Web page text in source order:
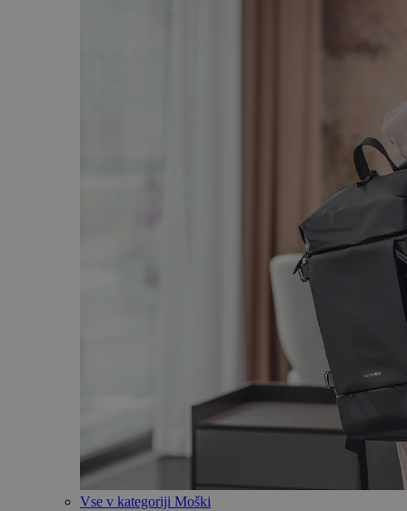
Vse v kategoriji Moški